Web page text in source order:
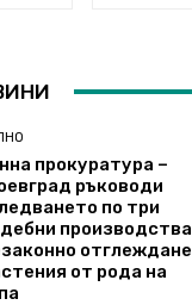
прокуратура –
ръководи
по три
производства
отглеждане
от рода на